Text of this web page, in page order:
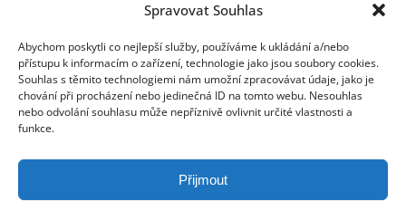
Spravovat Souhlas
Abychom poskytli co nejlepší služby, používáme k ukládání a/nebo
přístupu k informacím o zařízení, technologie jako jsou soubory cookies.
Souhlas s těmito technologiemi nám umožní zpracovávat údaje, jako je
chování při procházení nebo jedinečná ID na tomto webu. Nesouhlas
nebo odvolání souhlasu může nepříznivě ovlivnit určité vlastnosti a
funkce.
Přijmout
Pravidla používání|Ochrana osobních údajů|Soubory cookies |
Deloitte.cz
© 2026. Více informací najdete vPravidlech používání.
Deloitte označuje jednu či více společností globální sítě členských
a přidružené subjekty (souhrnně „organizace Deloitte“). Společnost DTTL
(rovněž označovaná jako „Deloitte Global“) a každá z jejích členských
společností a jejich přidružených subjektů je samostatným a nezávislým